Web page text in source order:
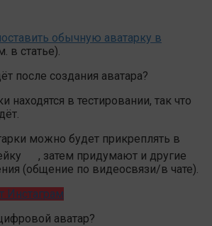
обычную аватарку в
в статье).
после создания аватара?
находятся в тестировании, так что
можно будет прикреплять в
, затем придумают и другие
(общение по видеосвязи/в чате).
Инстаграм
аватар?